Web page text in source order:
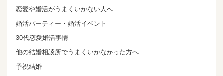
恋愛や婚活がうまくいかない人へ
婚活パーティー・婚活イベント
30代恋愛婚活事情
他の結婚相談所でうまくいかなかった方へ
予祝結婚